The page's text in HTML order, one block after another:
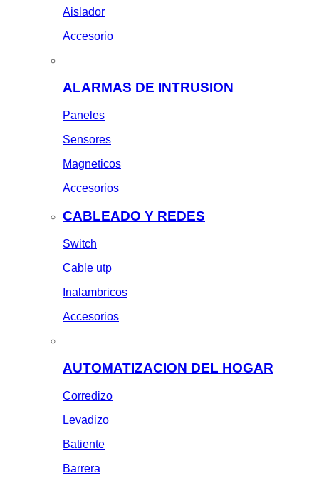
Aislador
Accesorio
ALARMAS DE INTRUSION
Paneles
Sensores
Magneticos
Accesorios
CABLEADO Y REDES
Switch
Cable utp
Inalambricos
Accesorios
AUTOMATIZACION DEL HOGAR
Corredizo
Levadizo
Batiente
Barrera